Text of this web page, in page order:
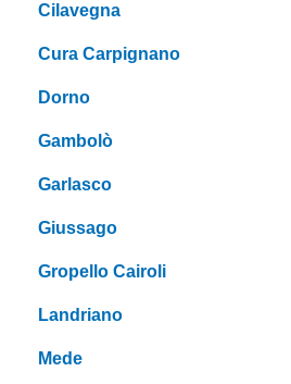
Cilavegna
Cura Carpignano
Dorno
Gambolò
Garlasco
Giussago
Gropello Cairoli
Landriano
Mede